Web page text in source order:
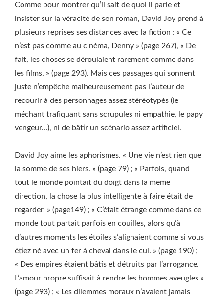
Comme pour montrer qu’il sait de quoi il parle et
insister sur la véracité de son roman, David Joy prend à
plusieurs reprises ses distances avec la fiction : « Ce
n’est pas comme au cinéma, Denny » (page 267), « De
fait, les choses se déroulaient rarement comme dans
les films. » (page 293). Mais ces passages qui sonnent
juste n’empêche malheureusement pas l’auteur de
recourir à des personnages assez stéréotypés (le
méchant trafiquant sans scrupules ni empathie, le papy
vengeur…), ni de bâtir un scénario assez artificiel.
David Joy aime les aphorismes. « Une vie n’est rien que
la somme de ses hiers. » (page 79) ; « Parfois, quand
tout le monde pointait du doigt dans la même
direction, la chose la plus intelligente à faire était de
regarder. » (page149) ; « C’était étrange comme dans ce
monde tout partait parfois en couilles, alors qu’à
d’autres moments les étoiles s’alignaient comme si vous
étiez né avec un fer à cheval dans le cul. » (page 190) ;
« Des empires étaient bâtis et détruits par l’arrogance.
L’amour propre suffisait à rendre les hommes aveugles »
(page 293) ; « Les dilemmes moraux n’avaient jamais